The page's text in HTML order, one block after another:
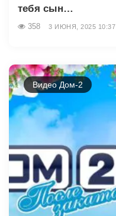
тебя сын…
358 3 ИЮНЯ, 2025 10:37
Видео Дом-2